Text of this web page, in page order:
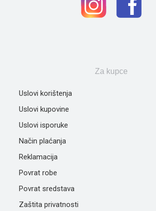
Za kupce
Uslovi korištenja
Uslovi kupovine
Uslovi isporuke
Način plaćanja
Reklamacija
Povrat robe
Povrat sredstava
Zaštita privatnosti